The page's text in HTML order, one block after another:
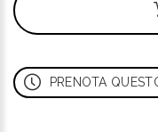
PRENOTA